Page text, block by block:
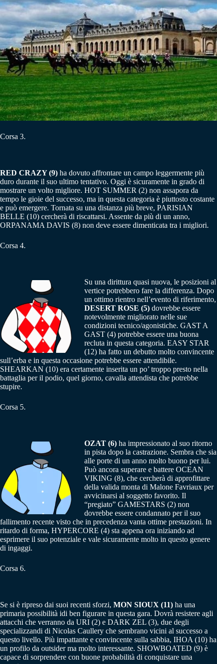
Corsa 3.
RED CRAZY (9) ha dovuto affrontare un campo leggermente più
duro durante il suo ultimo tentativo. Oggi è sicuramente in grado di
mostrare un volto migliore. HOT SUMMER (2) non assapora da
tempo le gioie del successo, ma in questa categoria è piuttosto costante
e può emergere. Tornata su una distanza più breve, PARISIAN
BELLE (10) cercherà di riscattarsi. Assente da più di un anno,
ORPANAMA DAVIS (8) non deve essere dimenticata tra i migliori.
Corsa 4.
Su una dirittura quasi nuova, le posizioni al
vertice potrebbero fare la differenza. Dopo
un ottimo rientro nell’evento di riferimento,
DESERT ROSE (5) dovrebbe essere
notevolmente migliorato nelle sue
condizioni tecnico/agonistiche. GAST A
GAST (4) potrebbe essere una buona
recluta in questa categoria. EASY STAR
(12) ha fatto un debutto molto convincente
sull’erba e in questa occasione potrebbe essere attendibile.
SHEARKAN (10) era certamente inserita un po’ troppo presto nella
battaglia per il podio, quel giorno, cavalla attendista che potrebbe
stupire.
Corsa 5.
OZAT (6) ha impressionato al suo ritorno
in pista dopo la castrazione. Sembra che sia
alle porte di un anno molto buono per lui.
Può ancora superare e battere OCEAN
VIKING (8), che cercherà di approfittare
della valida monta di Malone Favriaux per
avvicinarsi al soggetto favorito. Il
“pregiato” GAMESTARS (2) non
dovrebbe essere condannato per il suo
fallimento recente visto che in precedenza vanta ottime prestazioni. In
ritardo di forma, HYPERCORE (4) sta appena ora iniziando ad
esprimere il suo potenziale e vale sicuramente molto in questo genere
di ingaggi.
Corsa 6.
Se si è ripreso dai suoi recenti sforzi, MON SIOUX (11) ha una
primaria possibilità idi ben figurare in questa gara. Dovrà resistere agli
attacchi che verranno da URI (2) e DARK ZEL (3), due degli
specializzandi di Nicolas Caullery che sembrano vicini al successo a
questo livello. Più impattante e convincente sulla sabbia, IHOA (10) ha
un profilo da outsider ma molto interessante. SHOWBOATED (9) è
capace di sorprendere con buone probabilità di conquistare una